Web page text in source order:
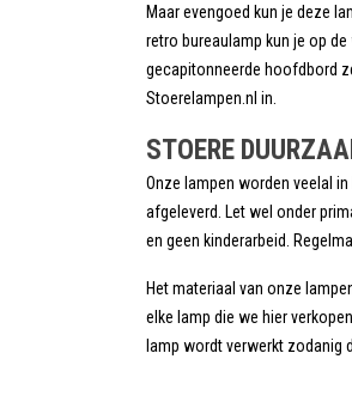
Maar evengoed kun je deze
retro bureaulamp kun je op
gecapitonneerde hoofdbord
Stoerelampen.nl in.
STOERE
Onze lampen worden veelal
afgeleverd. Let wel onder
en geen kinderarbeid.
Het materiaal van onze
elke lamp die we hier
lamp wordt verwerkt zodanig